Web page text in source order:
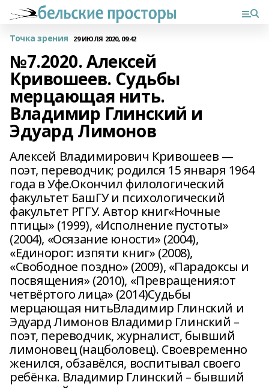
Точка зрения 29 ИЮЛЯ 2020, 09:42
№7.2020. Алексей
Кривошеев. Судьбы
мерцающая нить.
Владимир Глинский и
Эдуард Лимонов
Алексей Владимирович Кривошеев —
поэт, переводчик; родился 15 января 1964
года в Уфе.Окончил филологический
факультет БашГУ и психологический
факультет РГГУ. Автор книг«Ночные
птицы» (1999), «Исполнение пустоты»
(2004), «Осязание юности» (2004),
«Единорог: изпяти книг» (2008),
«Свободное поздно» (2009), «Парадоксы и
посвящения» (2010), «Превращения:от
четвёртого лица» (2014)Судьбы
мерцающая нитьВладимир Глинский и
Эдуард Лимонов Владимир Глинский –
поэт, переводчик, журналист, бывший
лимоновец (нацболовец). Своевременно
женился, обзавёлся, воспитывал своего
ребёнка. Владимир Глинский – бывший